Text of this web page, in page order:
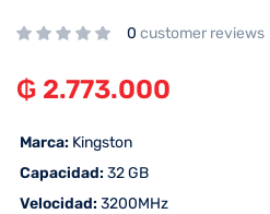
0 customer reviews
₲ 2.773.000
 Marca: Kingston
 Capacidad:32 GB
 Velocidad:3200MHz